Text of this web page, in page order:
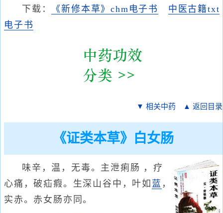
下载： 《新修本草》chm电子书
中医古籍txt
电子书
▼ 相关中药 ▲ 返回目录
《证类本草》白女肠
味辛，温，无毒。主泄痢肠 ，疗
心痛，破疝瘕。生深山谷中，叶如 蓝 ，
实赤。赤女肠亦同。